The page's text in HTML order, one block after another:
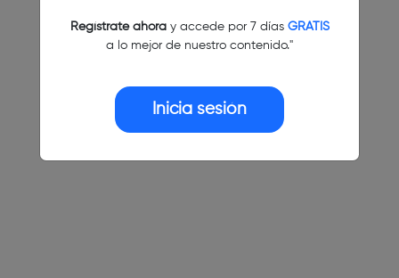
Regístrate ahoray accede por 7 días GRATIS
a lo mejor de nuestro contenido."
Inicia sesión